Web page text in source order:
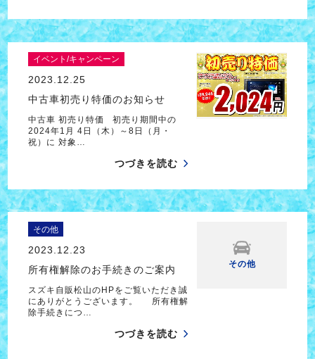
イベント/キャンペーン
2023.12.25
中古車初売り特価のお知らせ
中古車 初売り特価 初売り期間中の
2024年1月 4日（木）～8日（月・
祝）に 対象…
つづきを読む
その他
2023.12.23
所有権解除のお手続きのご案内
スズキ自販松山のHPをご覧いただき誠
にありがとうございます。 所有権解
除手続きにつ…
つづきを読む
その他